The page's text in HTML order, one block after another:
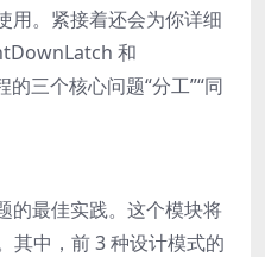
用。紧接着还会为你详细
和
三个核心问题“分工”“同
的最佳实践。这个模块将
其中，前 3 种设计模式的